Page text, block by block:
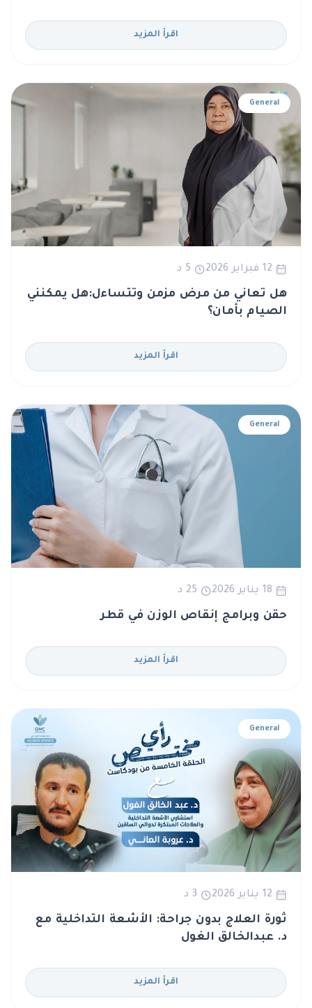
اقرأ المزيد
General
12 فبراير 2026 5 د
هل تعاني من مرض مزمن وتتساءل:هل يمكنني
الصيام بأمان؟
اقرأ المزيد
General
18 يناير 2026 25 د
حقن وبرامج إنقاص الوزن في قطر
اقرأ المزيد
General
12 يناير 2026 3 د
ثورة العلاج بدون جراحة: الأشعة التداخلية مع
د. عبدالخالق الغول
اقرأ المزيد